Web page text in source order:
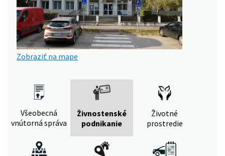
Zobraziť na mape
Všeobecná
vnútorná správa
Živnostenské
podnikanie
Životné
prostredie